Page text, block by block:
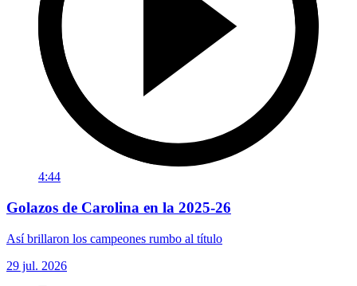
4:44
Golazos de Carolina en la 2025-26
Así brillaron los campeones rumbo al título
29 jul. 2026